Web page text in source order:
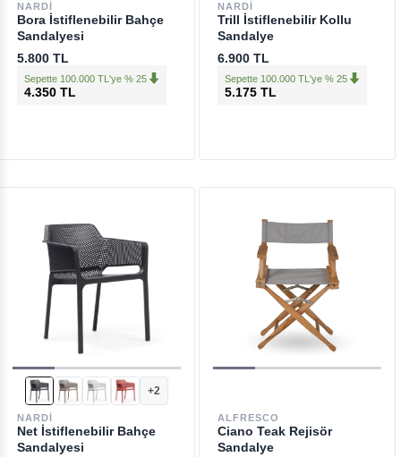
NARDI
Bora İstiflenebilir Bahçe
Sandalyesi
5.800 TL
Sepette 100.000 TL'ye % 25
4.350 TL
NARDI
Trill İstiflenebilir Kollu
Sandalye
6.900 TL
Sepette 100.000 TL'ye % 25
5.175 TL
+2
NARDI
Net İstiflenebilir Bahçe
Sandalyesi
ALFRESCO
Ciano Teak Rejisör
Sandalye